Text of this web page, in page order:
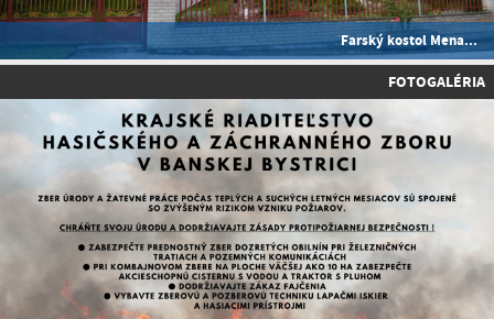
Farský kostol Mena...
FOTOGALÉRIA